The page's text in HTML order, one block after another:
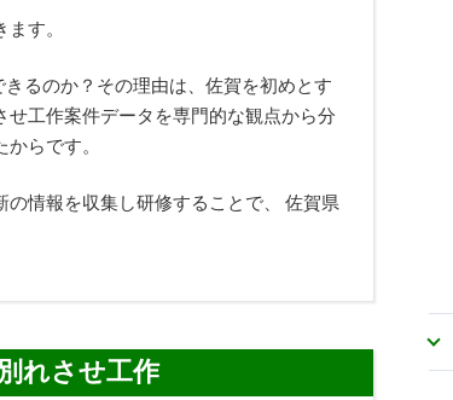
す。
るのか？その理由は、佐賀を初めとす
工作案件データを専門的な観点から分
らです。
情報を収集し研修することで、 佐賀県
れさせ工作